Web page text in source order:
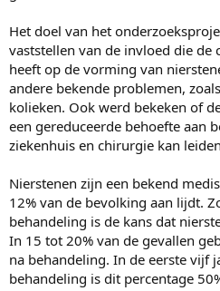
Het doel van het
vaststellen van de invloed die de
heeft op de vorming van
andere bekende problemen,
kolieken. Ook werd bekeken of
een gereduceerde behoefte aan
ziekenhuis en chirurgie kan
Nierstenen zijn een bekend
12% van de bevolking aan lijdt.
behandeling is de kans dat
In 15 tot 20% van de gevallen
na behandeling. In de eerste vijf
behandeling is dit percentage